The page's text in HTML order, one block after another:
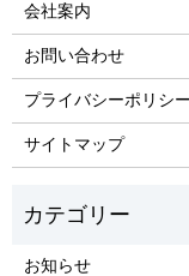
会社案内
お問い合わせ
プライバシーポリシー
サイトマップ
お知らせ